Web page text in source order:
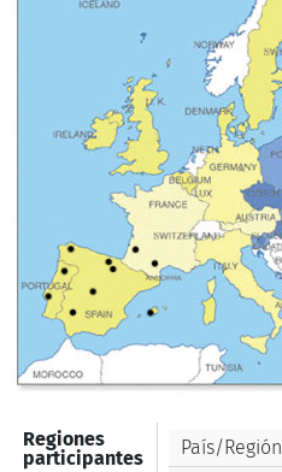
Regiones
participantes
País/Región